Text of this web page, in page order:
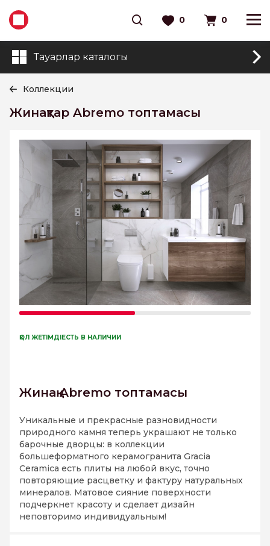
0 0
Тауарлар каталогы
Коллекции
Жинақтар Abremo топтамасы
ҚОЛ ЖЕТІМДІЕСТЬ В НАЛИЧИИ
Жинақ Abremo топтамасы
Уникальные и прекрасные разновидности
природного камня теперь украшают не только
барочные дворцы: в коллекции
большеформатного керамогранита Gracia
Ceramica есть плиты на любой вкус, точно
повторяющие расцветку и фактуру натуральных
минералов. Матовое сияние поверхности
подчеркнет красоту и сделает дизайн
неповторимо индивидуальным!